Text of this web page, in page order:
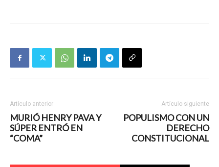
Artículo anterior
MURIÓ HENRY PAVA Y
SÚPER ENTRÓ EN
“COMA”
Artículo siguiente
POPULISMO CON UN
DERECHO
CONSTITUCIONAL